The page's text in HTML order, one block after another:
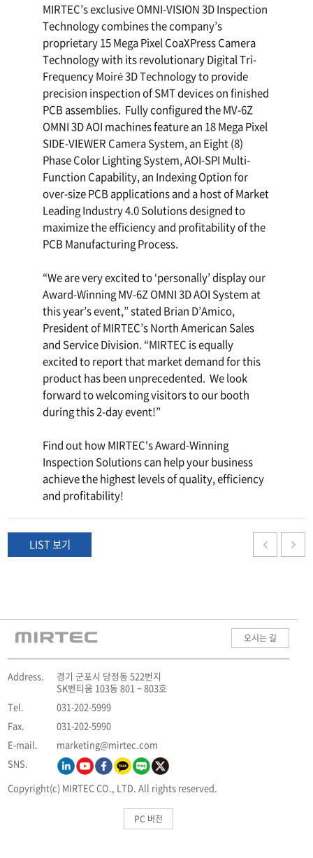
MIRTEC’s exclusive OMNI-VISION 3D Inspection
Technology combines the company’s
proprietary 15 Mega Pixel CoaXPress Camera
Technology with its revolutionary Digital Tri-
Frequency Moiré 3D Technology to provide
precision inspection of SMT devices on finished
PCB assemblies. Fully configured the MV-6Z
OMNI 3D AOI machines feature an 18 Mega Pixel
SIDE-VIEWER Camera System, an Eight (8)
Phase Color Lighting System, AOI-SPI Multi-
Function Capability, an Indexing Option for
over-size PCB applications and a host of Market
Leading Industry 4.0 Solutions designed to
maximize the efficiency and profitability of the
PCB Manufacturing Process.
“We are very excited to ‘personally’ display our
Award-Winning MV-6Z OMNI 3D AOI System at
this year’s event,” stated Brian D’Amico,
President of MIRTEC’s North American Sales
and Service Division. “MIRTEC is equally
excited to report that market demand for this
product has been unprecedented. We look
forward to welcoming visitors to our booth
during this 2-day event!”
Find out how MIRTEC's Award-Winning
Inspection Solutions can help your business
achieve the highest levels of quality, efficiency
and profitability!
LIST 보기
오시는 길
Address.
경기 군포시 당정동 522번지
SK벤티움 103동 801 ~ 803호
Tel.
031-202-5999
Fax.
031-202-5990
E-mail.
marketing@mirtec.com
SNS.
Copyright(c) MIRTEC CO., LTD. All rights reserved.
PC 버전